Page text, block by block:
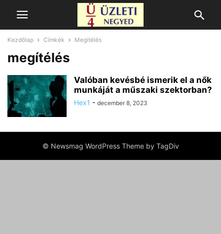
Kezdőlap Címkék Megítélés
megítélés
Valóban kevésbé ismerik el a nők
munkáját a műszaki szektorban?
Hex1 - december 8, 2023
© Newsmag WordPress Theme by TagDiv